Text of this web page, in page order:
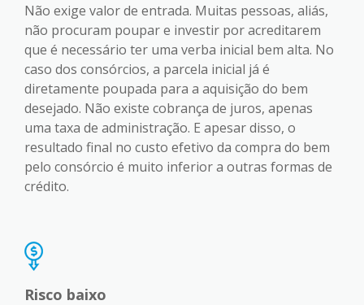
Não exige valor de entrada. Muitas pessoas, aliás,
não procuram poupar e investir por acreditarem
que é necessário ter uma verba inicial bem alta. No
caso dos consórcios, a parcela inicial já é
diretamente poupada para a aquisição do bem
desejado. Não existe cobrança de juros, apenas
uma taxa de administração. E apesar disso, o
resultado final no custo efetivo da compra do bem
pelo consórcio é muito inferior a outras formas de
crédito.
Risco baixo